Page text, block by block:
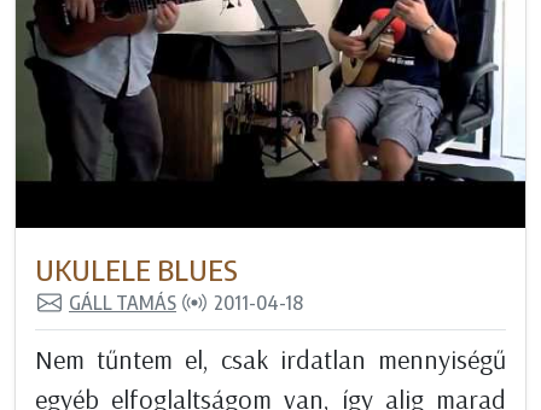
UKULELE BLUES
GÁLL TAMÁS 2011-04-18
Nem tűntem el, csak irdatlan mennyiségű
egyéb elfoglaltságom van, így alig marad